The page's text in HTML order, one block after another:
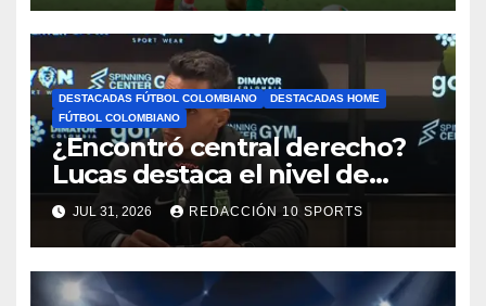
DESTACADAS FÚTBOL COLOMBIANO
DESTACADAS HOME
FÚTBOL COLOMBIANO
¿Encontró central derecho?
Lucas destaca el nivel de
Néider Parra
JUL 31, 2026 REDACCIÓN 10 SPORTS